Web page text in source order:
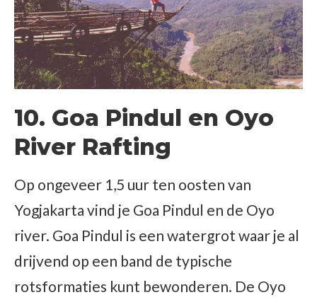
10. Goa Pindul en Oyo
River Rafting
Op ongeveer 1,5 uur ten oosten van
Yogjakarta vind je Goa Pindul en de Oyo
river. Goa Pindul is een watergrot waar je al
drijvend op een band de typische
rotsformaties kunt bewonderen. De Oyo